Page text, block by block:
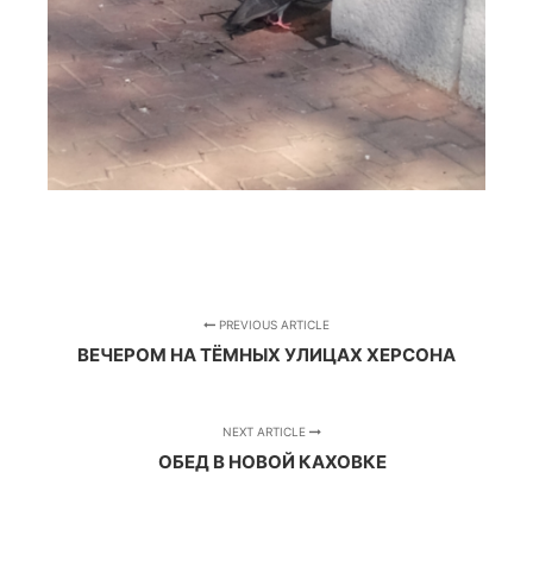
PREVIOUS ARTICLE
ВЕЧЕРОМ НА ТЁМНЫХ УЛИЦАХ ХЕРСОНА
NEXT ARTICLE
ОБЕД В НОВОЙ КАХОВКЕ